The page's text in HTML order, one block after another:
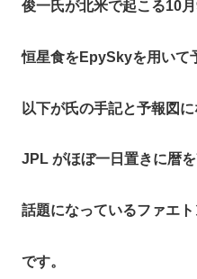
俊一氏が北米で起こる10
恒星食をEpySkyを用いて
以下が氏の手記と予報図に
JPL がほぼ一日置きに暦
話題になっているファエ
です。